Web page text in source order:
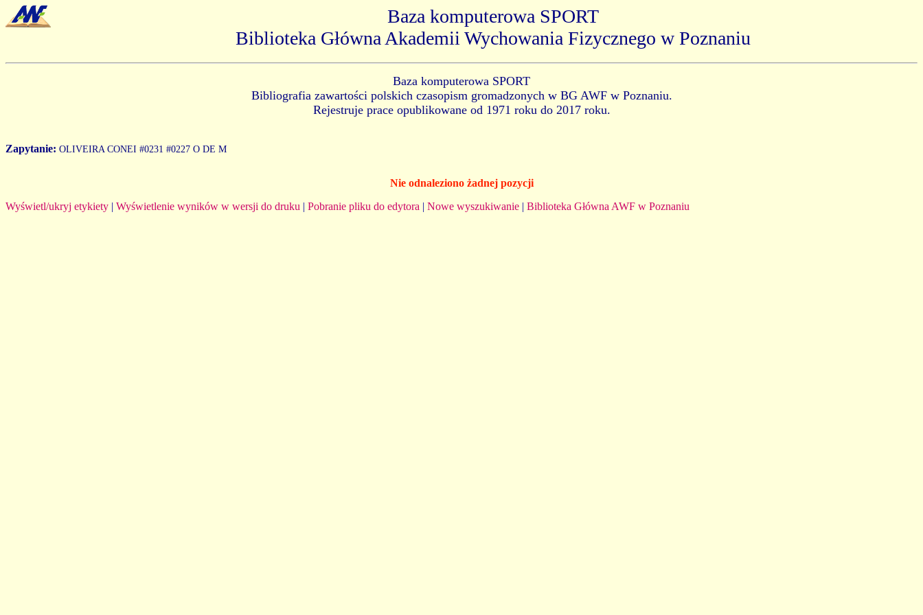
Baza komputerowa SPORT
Biblioteka Główna Akademii Wychowania Fizycznego w Poznaniu
Baza komputerowa SPORT
Bibliografia zawartości polskich czasopism gromadzonych w BG AWF w Poznaniu.
Rejestruje prace opublikowane od 1971 roku do 2017 roku.
Zapytanie: OLIVEIRA CONEI #0231 #0227 O DE M
Nie odnaleziono żadnej pozycji
Wyświetl/ukryj etykiety | Wyświetlenie wyników w wersji do druku | Pobranie pliku do edytora | Nowe wyszukiwanie | Biblioteka Główna AWF w Poznaniu